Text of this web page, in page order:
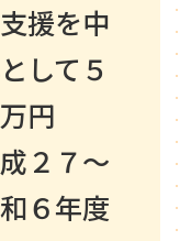
援を中
して５
円
２７～
６年度